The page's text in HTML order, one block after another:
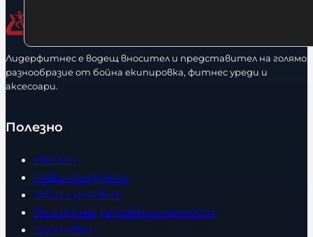
Лидерфитнес е водещ вносител и представител на голямо
разнообразие от бойна екипировка, фитнес уреди и
аксесоари.
Полезно
Начало
Нови продукти
Общи условия
Политика за поверителност
Доставка